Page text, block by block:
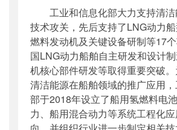
工业和信息化部大力支持清
技术攻关，先后支持了LNG动力
燃料发动机及关键设备研制等17
国LNG动力船舶自主研发和设计
机核心部件研发等取得重要突破
清洁能源在船舶领域的推广应用
部于2018年设立了船用氢燃料电
力、船用混合动力等系统工程化